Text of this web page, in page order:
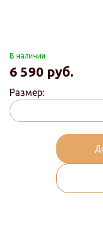
В наличии
6 590 руб.
Размер: